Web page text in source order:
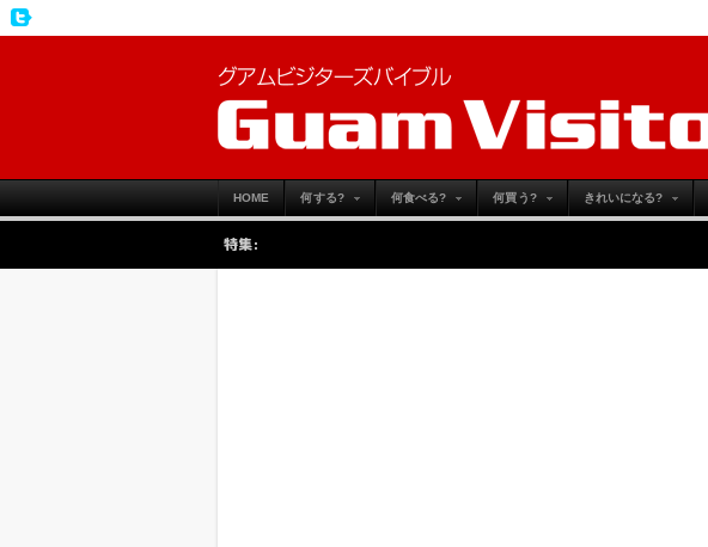
HOME 何する? 何食べる? 何買う? きれいになる?
特集: